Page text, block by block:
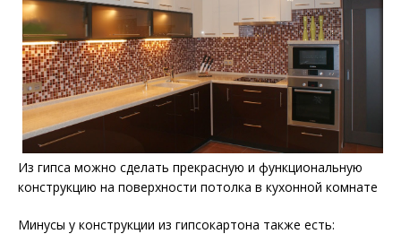
Из гипса можно сделать прекрасную и функциональную
конструкцию на поверхности потолка в кухонной комнате
Минусы у конструкции из гипсокартона также есть: